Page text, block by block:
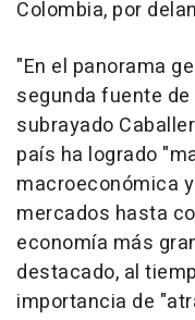
Colombia, por
"En el panorama
segunda fuente
subrayado
país ha logrado
macroeconómica
mercados hasta
economía más
destacado, al
importancia de